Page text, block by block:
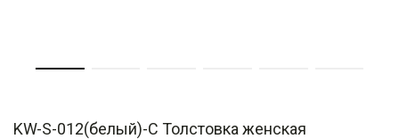
KW-S-012(белый)-C Толстовка женская